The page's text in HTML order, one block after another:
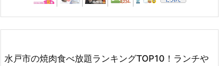
水戸市の焼肉食べ放題ランキングTOP10！ランチや